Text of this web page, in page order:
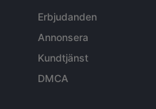
Erbjudanden
Annonsera
Kundtjänst
DMCA